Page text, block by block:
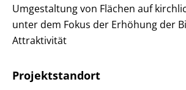
Umgestaltung von Flächen auf
unter dem Fokus der Erhöhung der
Attraktivität
Projektstandort